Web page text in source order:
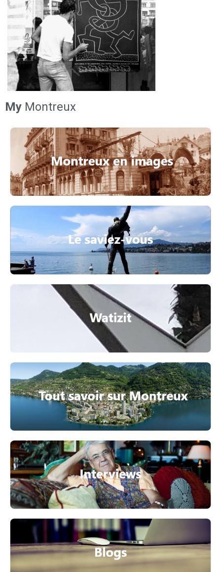
My Montreux